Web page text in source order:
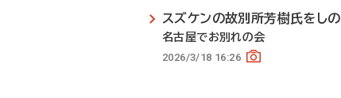
スズケンの故別所芳樹氏をし
名古屋でお別れの会
2026/3/18 16:26